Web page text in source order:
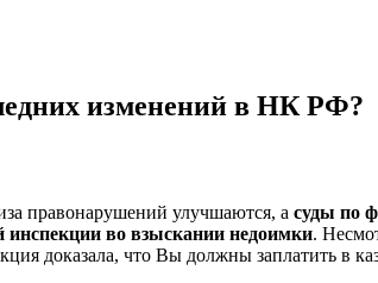
изменений в НК РФ?
правонарушений улучшаются, а суды по
инспекции во взыскании недоимки.
доказала, что Вы должны заплатить в